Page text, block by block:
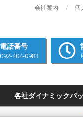
会社案内 個
電話番号
092-404-0983
各社ダイナミックパ